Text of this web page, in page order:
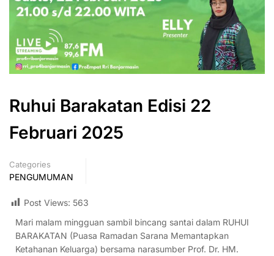
Ruhui Barakatan Edisi 22
Februari 2025
Categories
PENGUMUMAN
Post Views: 563
Mari malam mingguan sambil bincang santai dalam RUHUI
BARAKATAN (Puasa Ramadan Sarana Memantapkan
Ketahanan Keluarga) bersama narasumber Prof. Dr. HM.